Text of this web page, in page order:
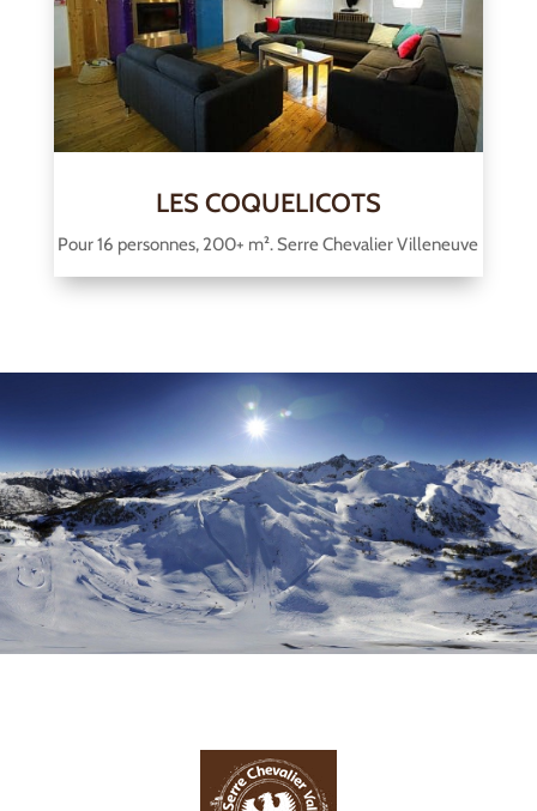
LES COQUELICOTS
Pour 16 personnes, 200+ m². Serre Chevalier Villeneuve